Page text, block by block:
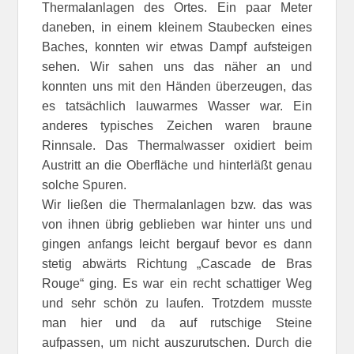
Thermalanlagen des Ortes. Ein paar Meter
daneben, in einem kleinem Staubecken eines
Baches, konnten wir etwas Dampf aufsteigen
sehen. Wir sahen uns das näher an und
konnten uns mit den Händen überzeugen, das
es tatsächlich lauwarmes Wasser war. Ein
anderes typisches Zeichen waren braune
Rinnsale. Das Thermalwasser oxidiert beim
Austritt an die Oberfläche und hinterläßt genau
solche Spuren.
Wir ließen die Thermalanlagen bzw. das was
von ihnen übrig geblieben war hinter uns und
gingen anfangs leicht bergauf bevor es dann
stetig abwärts Richtung „Cascade de Bras
Rouge“ ging. Es war ein recht schattiger Weg
und sehr schön zu laufen. Trotzdem musste
man hier und da auf rutschige Steine
aufpassen, um nicht auszurutschen. Durch die